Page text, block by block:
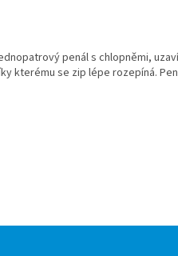
penál s chlopněmi,
kterému se zip lépe rozepíná.